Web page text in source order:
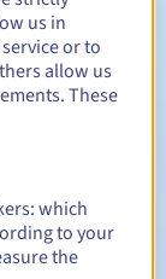
1 en 10 jaar
vóór de
us in
or to
allow us
These
which
to your
the